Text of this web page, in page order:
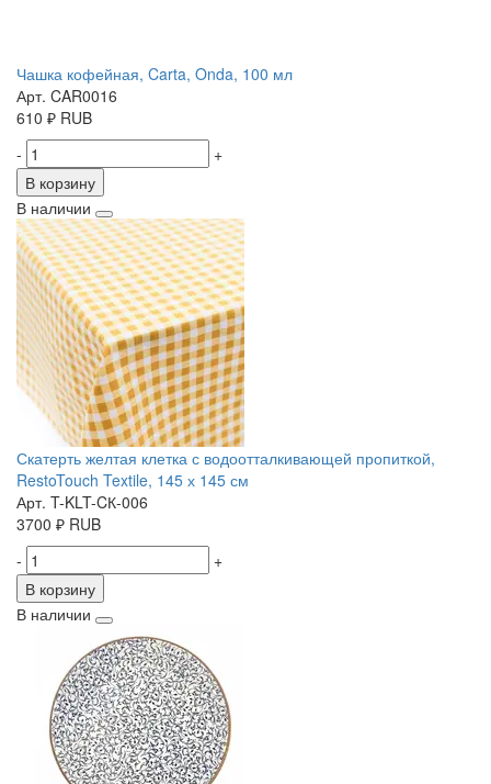
Чашка кофейная, Carta, Onda, 100 мл
Арт. CAR0016
610 ₽ RUB
-
+
В корзину
В наличии
Скатерть желтая клетка с водоотталкивающей пропиткой,
RestoTouch Textile, 145 х 145 см
Арт. T-KLT-CК-006
3700 ₽ RUB
-
+
В корзину
В наличии